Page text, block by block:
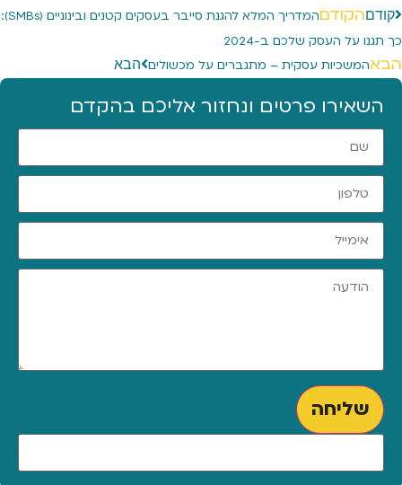
קודםהקודם
המדריך המלא להגנת סייבר בעסקים קטנים ובינוניים (SMBs):
כך תגנו על העסק שלכם ב-2024
הבאהמשכיות עסקית – מתגברים על מכשולים הבא
השאירו פרטים ונחזור אליכם בהקדם
שליחה